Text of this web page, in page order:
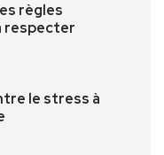
règles
respecter
le stress à